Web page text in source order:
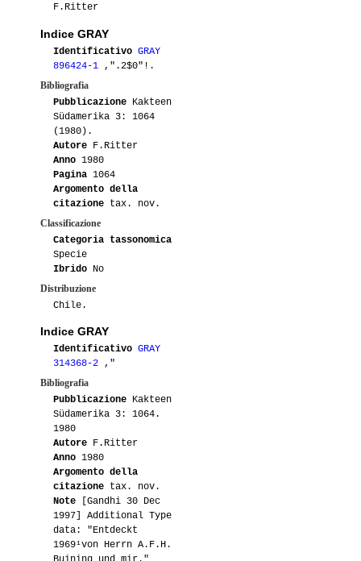
F.Ritter
Indice GRAY
Identificativo GRAY
896424-1 ,".2$0"!.
Bibliografia
Pubblicazione Kakteen
Südamerika 3: 1064
(1980).
Autore F.Ritter
Anno 1980
Pagina 1064
Argomento della
citazione tax. nov.
Classificazione
Categoria tassonomica
Specie
Ibrido No
Distribuzione
Chile.
Indice GRAY
Identificativo GRAY
314368-2 ,"
Bibliografia
Pubblicazione Kakteen
Südamerika 3: 1064.
1980
Autore F.Ritter
Anno 1980
Argomento della
citazione tax. nov.
Note [Gandhi 30 Dec
1997] Additional Type
data: "Entdeckt
1969¹von Herrn A.F.H.